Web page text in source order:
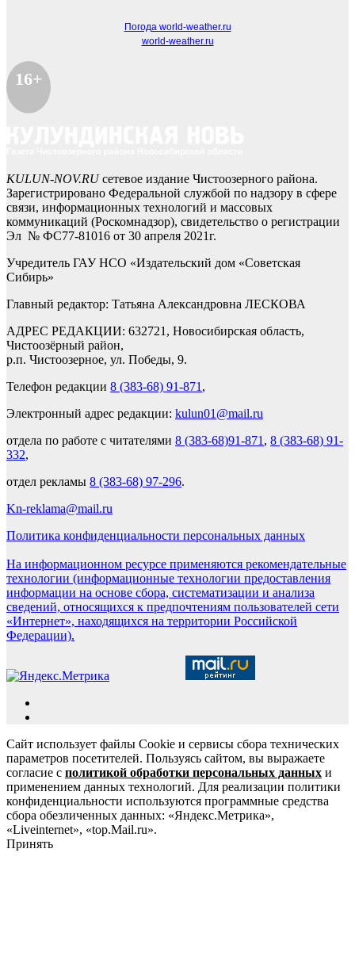
Погода world-weather.ru
world-weather.ru
16+
KULUN-NOV.RUсетевое издание Чистоозерного района.
Зарегистрировано Федеральной службой по надзору в сфере
связи, информационных технологий и массовых
коммуникаций (Роскомнадзор), свидетельство о регистрации
Эл № ФС77-81016 от 30 апреля 2021г.
Учредитель ГАУ НСО «Издательский дом «Советская
Сибирь»
Главный редактор: Татьяна Александровна ЛЕСКОВА
АДРЕС РЕДАКЦИИ: 632721, Новосибирская область,
Чистоозёрный район,
р.п. Чистоозерное, ул. Победы, 9.
Телефон редакции 8 (383-68) 91-871 ,
Электронный адрес редакции: kulun01@mail.ru
отдела по работе с читателями 8 (383-68)91-871 , 8 (383-68) 91-
332,
отдел рекламы 8 (383-68) 97-296.
Kn-reklama@mail.ru
Политика конфиденциальности персональных данных
На информационном ресурсе применяются рекомендательные
технологии (информационные технологии предоставления
информации на основе сбора, систематизации и анализа
сведений, относящихся к предпочтениям пользователей сети
«Интернет», находящихся на территории Российской
Федерации).
Сайт использует файлы Cookie и сервисы сбора технических
параметров посетителей. Пользуясь сайтом, вы выражаете
согласие с политикой обработки персональных данных и
применением данных технологий. Для реализации политики
конфиденциальности используются программные средства
сбора обезличенных данных: «Яндекс.Метрика»,
«Liveinternet», «top.Mail.ru».
Принять